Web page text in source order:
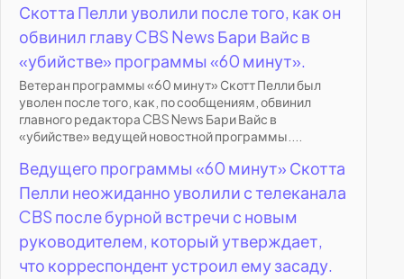
Скотта Пелли уволили после того, как он
обвинил главу CBS News Бари Вайс в
«убийстве» программы «60 минут».
Ветеран программы «60 минут» Скотт Пелли был
уволен после того, как, по сообщениям, обвинил
главного редактора CBS News Бари Вайс в
«убийстве» ведущей новостной программы....
Ведущего программы «60 минут» Скотта
Пелли неожиданно уволили с телеканала
CBS после бурной встречи с новым
руководителем, который утверждает,
что корреспондент устроил ему засаду.